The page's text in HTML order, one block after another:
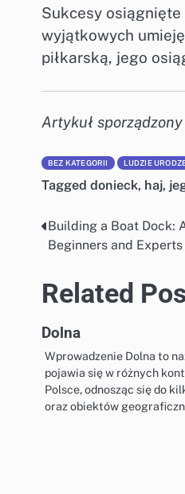
Sukcesy
wyjątkowych
piłkarską, jego
Artykuł
BEZ KATEGORII LUDZIE
Tagged donieck, haj,
Nawigacja
wpisu
Building a Boat Dock:
Beginners and Experts
Related
Dolna
Wprowadzenie Dolna to
pojawia się w różnych
Polsce, odnosząc się do
oraz obiektów